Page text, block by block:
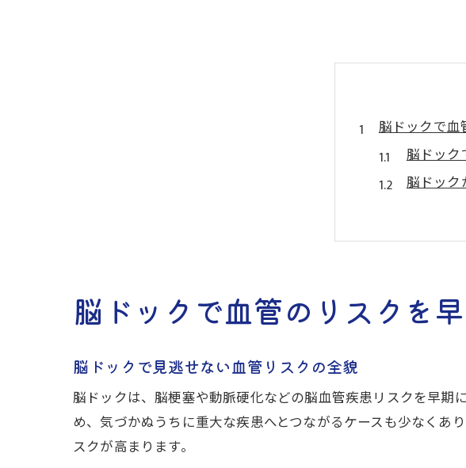
脳ドックで
脳ドック
脳ドック
MRI活
脳ドック
血管チェッ
脳ドッ
脳ドック
血管チェ
脳ドックで血管のリスクを
脳ドックで見逃せない血管リスクの全貌
脳ドックは、脳梗塞や動脈硬化などの脳血管疾患リスクを早
め、気づかぬうちに重大な疾患へとつながるケースも少なくあ
スクが高まります。